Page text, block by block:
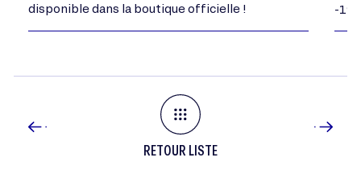
disponible dans la boutique officielle !
-
RETOUR LISTE